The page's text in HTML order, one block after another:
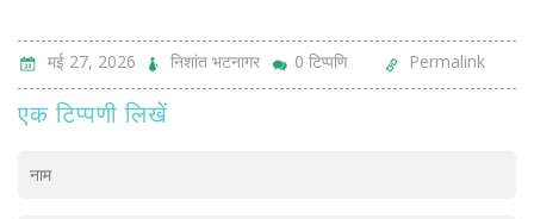
मई 27, 2026 निशांत भटनागर 0 टिप्पणि Permalink
एक टिप्पणी लिखें